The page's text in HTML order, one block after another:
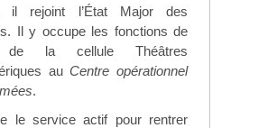
il rejoint l’État Major des
Il y occupe les fonctions de
de la cellule Théâtres
auCentre opérationnel
.
le service actif pour rentrer